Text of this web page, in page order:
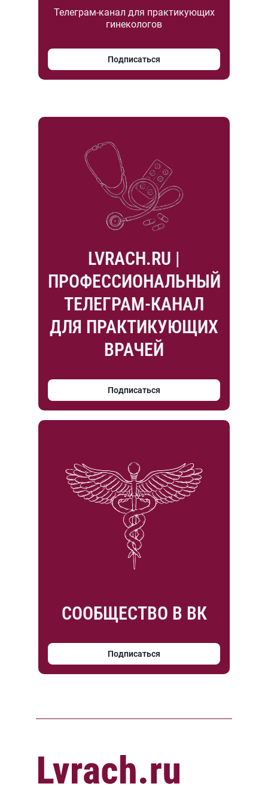
Телеграм-канал для практикующих
гинекологов
Подписаться
LVRACH.RU |
ПРОФЕССИОНАЛЬНЫЙ
ТЕЛЕГРАМ-КАНАЛ
ДЛЯ ПРАКТИКУЮЩИХ
ВРАЧЕЙ
Подписаться
СООБЩЕСТВО В ВК
Подписаться